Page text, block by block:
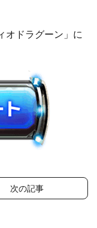
オドラグーン」に
次の記事